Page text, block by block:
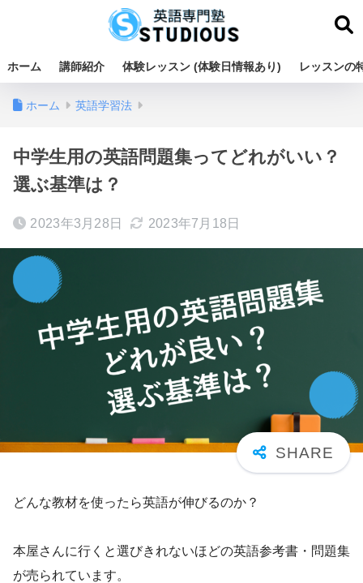
ホーム 講師紹介 体験レッスン (体験日情報あり) レッスンの
ホーム 英語学習法
中学生用の英語問題集ってどれがいい？
選ぶ基準は？
2023年3月28日 2023年7月18日
どんな教材を使ったら英語が伸びるのか？
本屋さんに行くと選びきれないほどの英語参考書・問題集
が売られています。